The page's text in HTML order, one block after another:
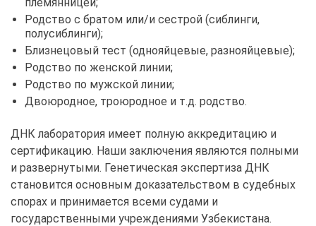
Родство с братом или/и сестрой (сиблинги,
полусиблинги);
Близнецовый тест (однояйцевые, разнояйцевые);
Родство по женской линии;
Родство по мужской линии;
Двоюродное, троюродное и т.д. родство.
ДНК лаборатория имеет полную аккредитацию и
сертификацию. Наши заключения являются полными
и развернутыми. Генетическая экспертиза ДНК
становится основным доказательством в судебных
спорах и принимается всеми судами и
государственными учреждениями Узбекистана.